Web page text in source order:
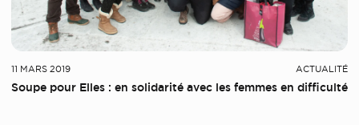
11 MARS 2019 ACTUALITÉ
Soupe pour Elles : en solidarité avec les femmes en difficulté